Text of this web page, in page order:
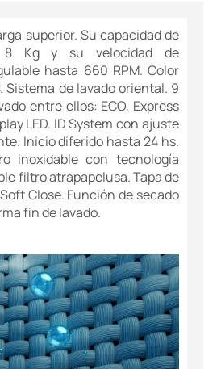
superior. Su capacidad de
Kg y su velocidad de
hasta 660 RPM. Color
Sistema de lavado oriental. 9
entre ellos: ECO, Express
LED. ID System con ajuste
Inicio diferido hasta 24 hs.
inoxidable con tecnología
filtro atrapapelusa. Tapa de
Close. Función de secado
fin de lavado.